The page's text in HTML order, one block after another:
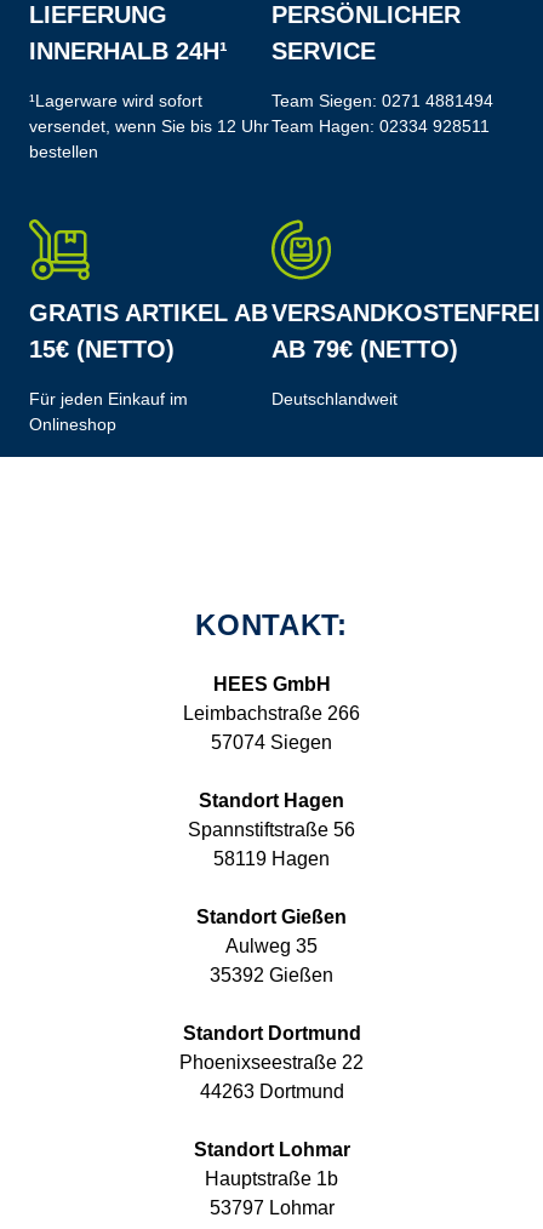
LIEFERUNG
INNERHALB 24H¹
¹Lagerware wird sofort
versendet, wenn Sie bis 12 Uhr
bestellen
PERSÖNLICHER
SERVICE
Team Siegen: 0271 4881494
Team Hagen: 02334 928511
GRATIS ARTIKEL AB
15€ (NETTO)
Für jeden Einkauf im
Onlineshop
VERSANDKOSTENFREI
AB 79€ (NETTO)
Deutschlandweit
KONTAKT:
HEES GmbH
Leimbachstraße 266
57074 Siegen
Standort Hagen
Spannstiftstraße 56
58119 Hagen
Standort Gießen
Aulweg 35
35392 Gießen
Standort Dortmund
Phoenixseestraße 22
44263 Dortmund
Standort Lohmar
Hauptstraße 1b
53797 Lohmar